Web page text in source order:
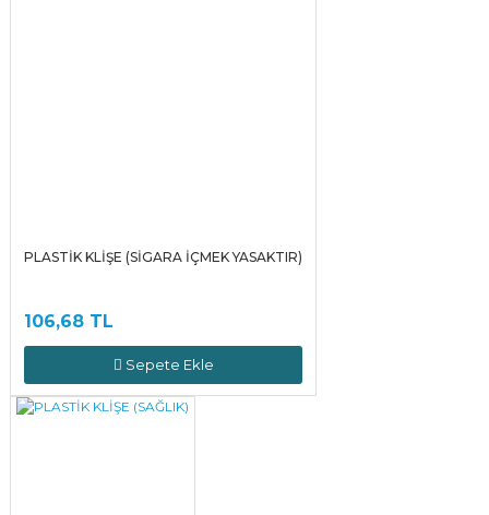
PLASTİK KLİŞE (SİGARA İÇMEK YASAKTIR)
106,68 TL
Sepete Ekle